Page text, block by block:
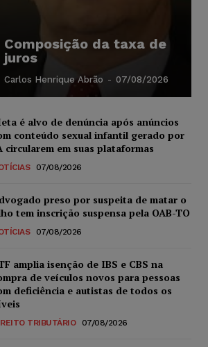
Composição da taxa de
juros
Carlos Henrique Abrão - 07/08/2026
é alvo de denúncia após anúncios
conteúdo sexual infantil gerado por
circularem em suas plataformas
07/08/2026
preso por suspeita de matar o
tem inscrição suspensa pela OAB-TO
07/08/2026
amplia isenção de IBS e CBS na
de veículos novos para pessoas
deficiência e autistas de todos os
TRIBUTÁRIO 07/08/2026